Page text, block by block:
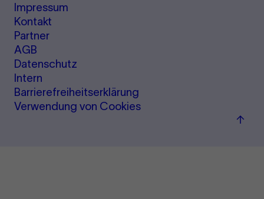
Impressum
Kontakt
Partner
AGB
Datenschutz
Intern
Barrierefreiheitserklärung
Verwendung von Cookies
Zum